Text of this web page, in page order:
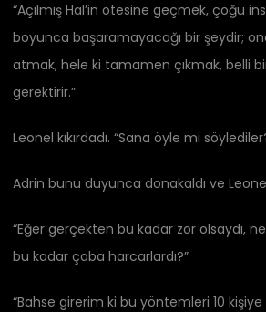
“Açılmış Hal’in ötesine geçmek, çoğu
boyunca başaramayacağı bir şeydir;
atmak, hele ki tamamen çıkmak, belli
gerektirir.”
Leonel kıkırdadı. “Sana öyle mi
Adrin bunu duyunca donakaldı ve
“Eğer gerçekten bu kadar zor olsaydı,
bu kadar çaba harcarlardı?”
“Bahse girerim ki bu yöntemleri 10